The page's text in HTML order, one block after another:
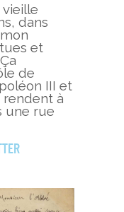
dans
et
de
III et
rendent à
une rue